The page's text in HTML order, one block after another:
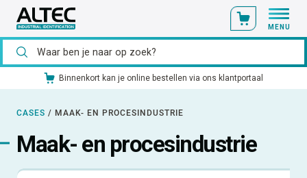
MENU
Ons catalogusmateriaal standaard uit voorraad leverbaar
CASES / MAAK- EN PROCESINDUSTRIE
Maak- en procesindustrie